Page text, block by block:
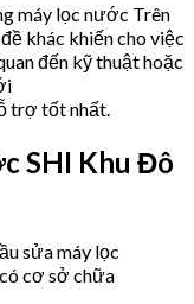
máy lọc nước Trên
khác khiến cho việc
đến kỹ thuật hoặc
trợ tốt nhất.
SHI Khu Đô
sửa máy lọc
cơ sở chữa